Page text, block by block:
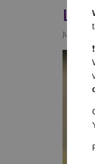
Jul 9, 2026
❗️